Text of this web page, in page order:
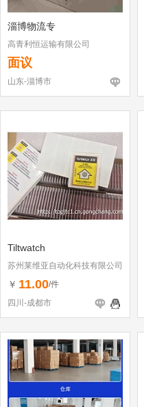
淄博物流专
高青利恒运输有限公司
面议
山东-淄博市
Tiltwatch
苏州莱维亚自动化科技有限公司
￥ 11.00/件
四川-成都市